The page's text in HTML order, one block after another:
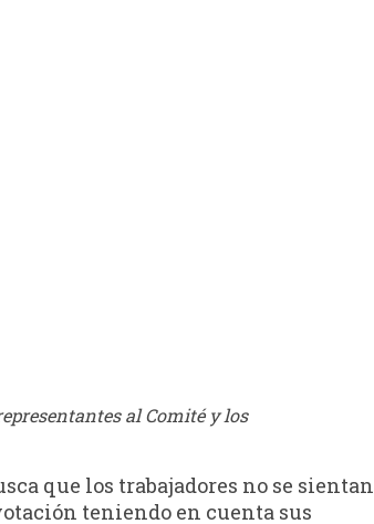
al Comité y los
que los trabajadores no se sientan
teniendo en cuenta sus